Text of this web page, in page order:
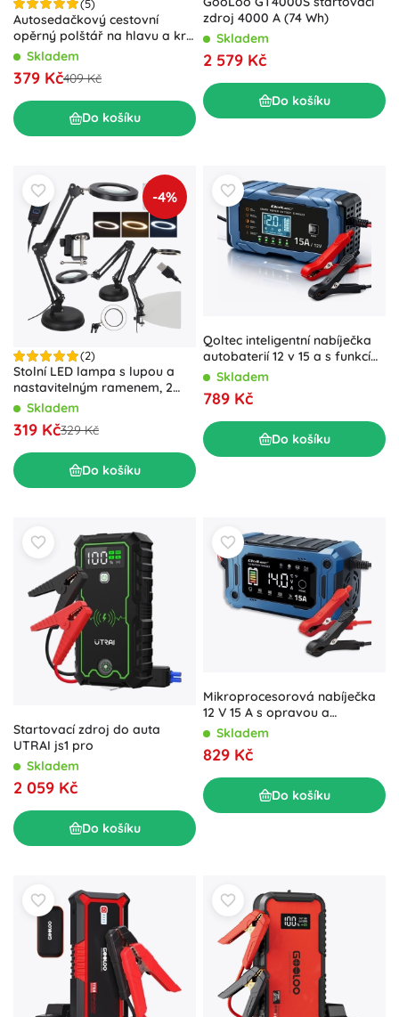
(5)
Autosedačkový cestovní
opěrný polštář na hlavu a krk,
regulovatelný – Černá
Skladem
379 Kč409 Kč
Do košíku
zdroj 4000 A (74 Wh)
Skladem
2 579 Kč
Do košíku
-4%
(2)
Stolní LED lampa s lupou a
nastavitelným ramenem, 2
možnosti uchycení
Skladem
319 Kč329 Kč
Do košíku
Qoltec inteligentní nabíječka
autobaterií 12 v 15 a s funkcí
opravy pro
AGM/GEL/LiFePO4
Skladem
789 Kč
Do košíku
Startovací zdroj do auta
UTRAI js1 pro
Skladem
2 059 Kč
Do košíku
Mikroprocesorová nabíječka
12 V 15 A s opravou a
udržováním, LCD, pro AGM,
GEL a LiFePO4
Skladem
829 Kč
Do košíku